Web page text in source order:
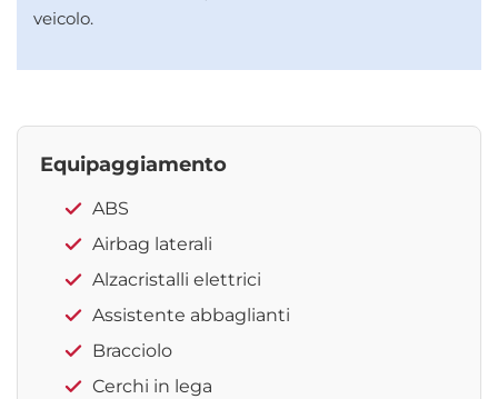
veicolo.
Equipaggiamento
ABS
Airbag laterali
Alzacristalli elettrici
Assistente abbaglianti
Bracciolo
Cerchi in lega